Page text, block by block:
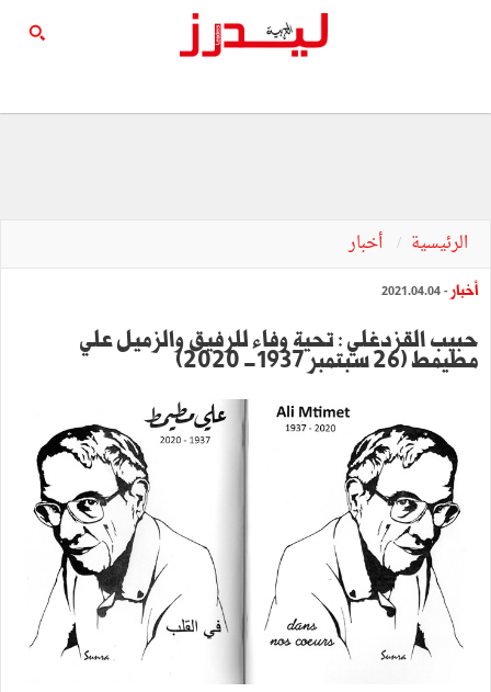
الرئيسية أخبار
أخبار - 2021.04.04
حبيب القزدغلي : تحية وفاء للرفيق والزميل علي
مطيمط (26 سبتمبر 1937- 2020)